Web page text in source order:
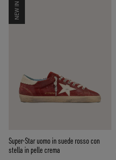
NEW IN
Super-Star uomo in suede rosso con
stella in pelle crema